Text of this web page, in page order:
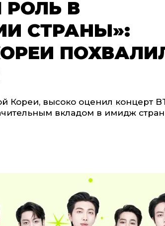
В
СТРАНЫ»:
высоко оценил концерт
вкладом в имидж